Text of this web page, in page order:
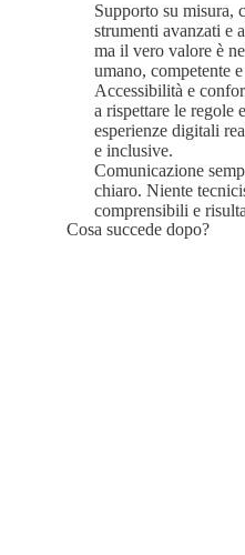
Supporto su misura,
strumenti avanzati e
ma il vero valore è
umano, competente
Accessibilità e
a rispettare le regole
esperienze digitali
e inclusive.
Comunicazione
chiaro. Niente
comprensibili e
Cosa succede dopo?